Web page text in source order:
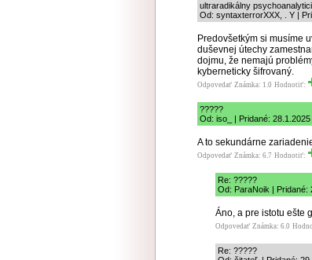
ultraradikálny
Od: syntaxterrorXXX, . Y |
Predovšetkým si musíme
duševnej útechy
dojmu, že nemajú
kyberneticky šifrovaný.
Odpovedať Známka: 1.0 Hodnotiť:
?????
Od: iso_ | Pridané:
A to sekundárne
Odpovedať Známka: 6.7 Hodnotiť:
Re: ?????
Od: ParaNoik | Pridané:
Áno, a pre istotu ešte
Odpovedať Známka: 6.0
Re: ?????